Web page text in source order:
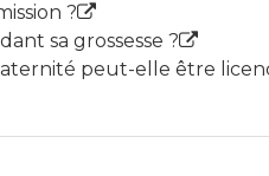
?
sa grossesse ?
peut-elle être